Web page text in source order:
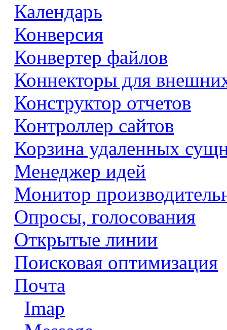
Календарь
Конверсия
Конвертер файлов
Коннекторы для
Конструктор отчетов
Контроллер сайтов
Корзина удаленных
Менеджер идей
Монитор
Опросы, голосования
Открытые линии
Поисковая оптимизация
Почта
Imap